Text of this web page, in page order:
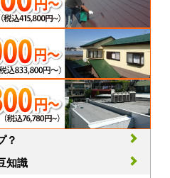
？
知識